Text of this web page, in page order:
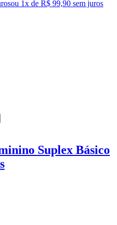
ou 1x de R$ 99,90 sem juros
Suplex Básico